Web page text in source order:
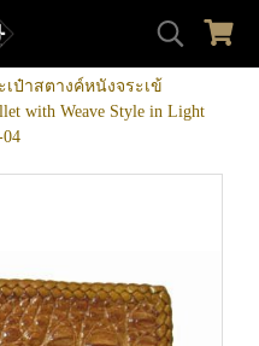
เป๋าสตางค์หนังจระเข้
with Weave Style in Light
04